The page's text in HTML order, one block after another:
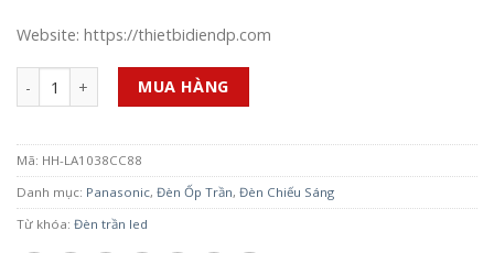
Website: https://thietbidiendp.com
Số lượng MUA HÀNG
Mã: HH-LA1038CC88
Danh mục: Panasonic, Đèn Ốp Trần, Đèn Chiếu Sáng
Từ khóa: Đèn trần led